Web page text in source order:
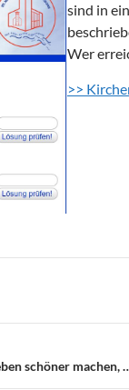
sind in
Wer
>>
schöner machen,